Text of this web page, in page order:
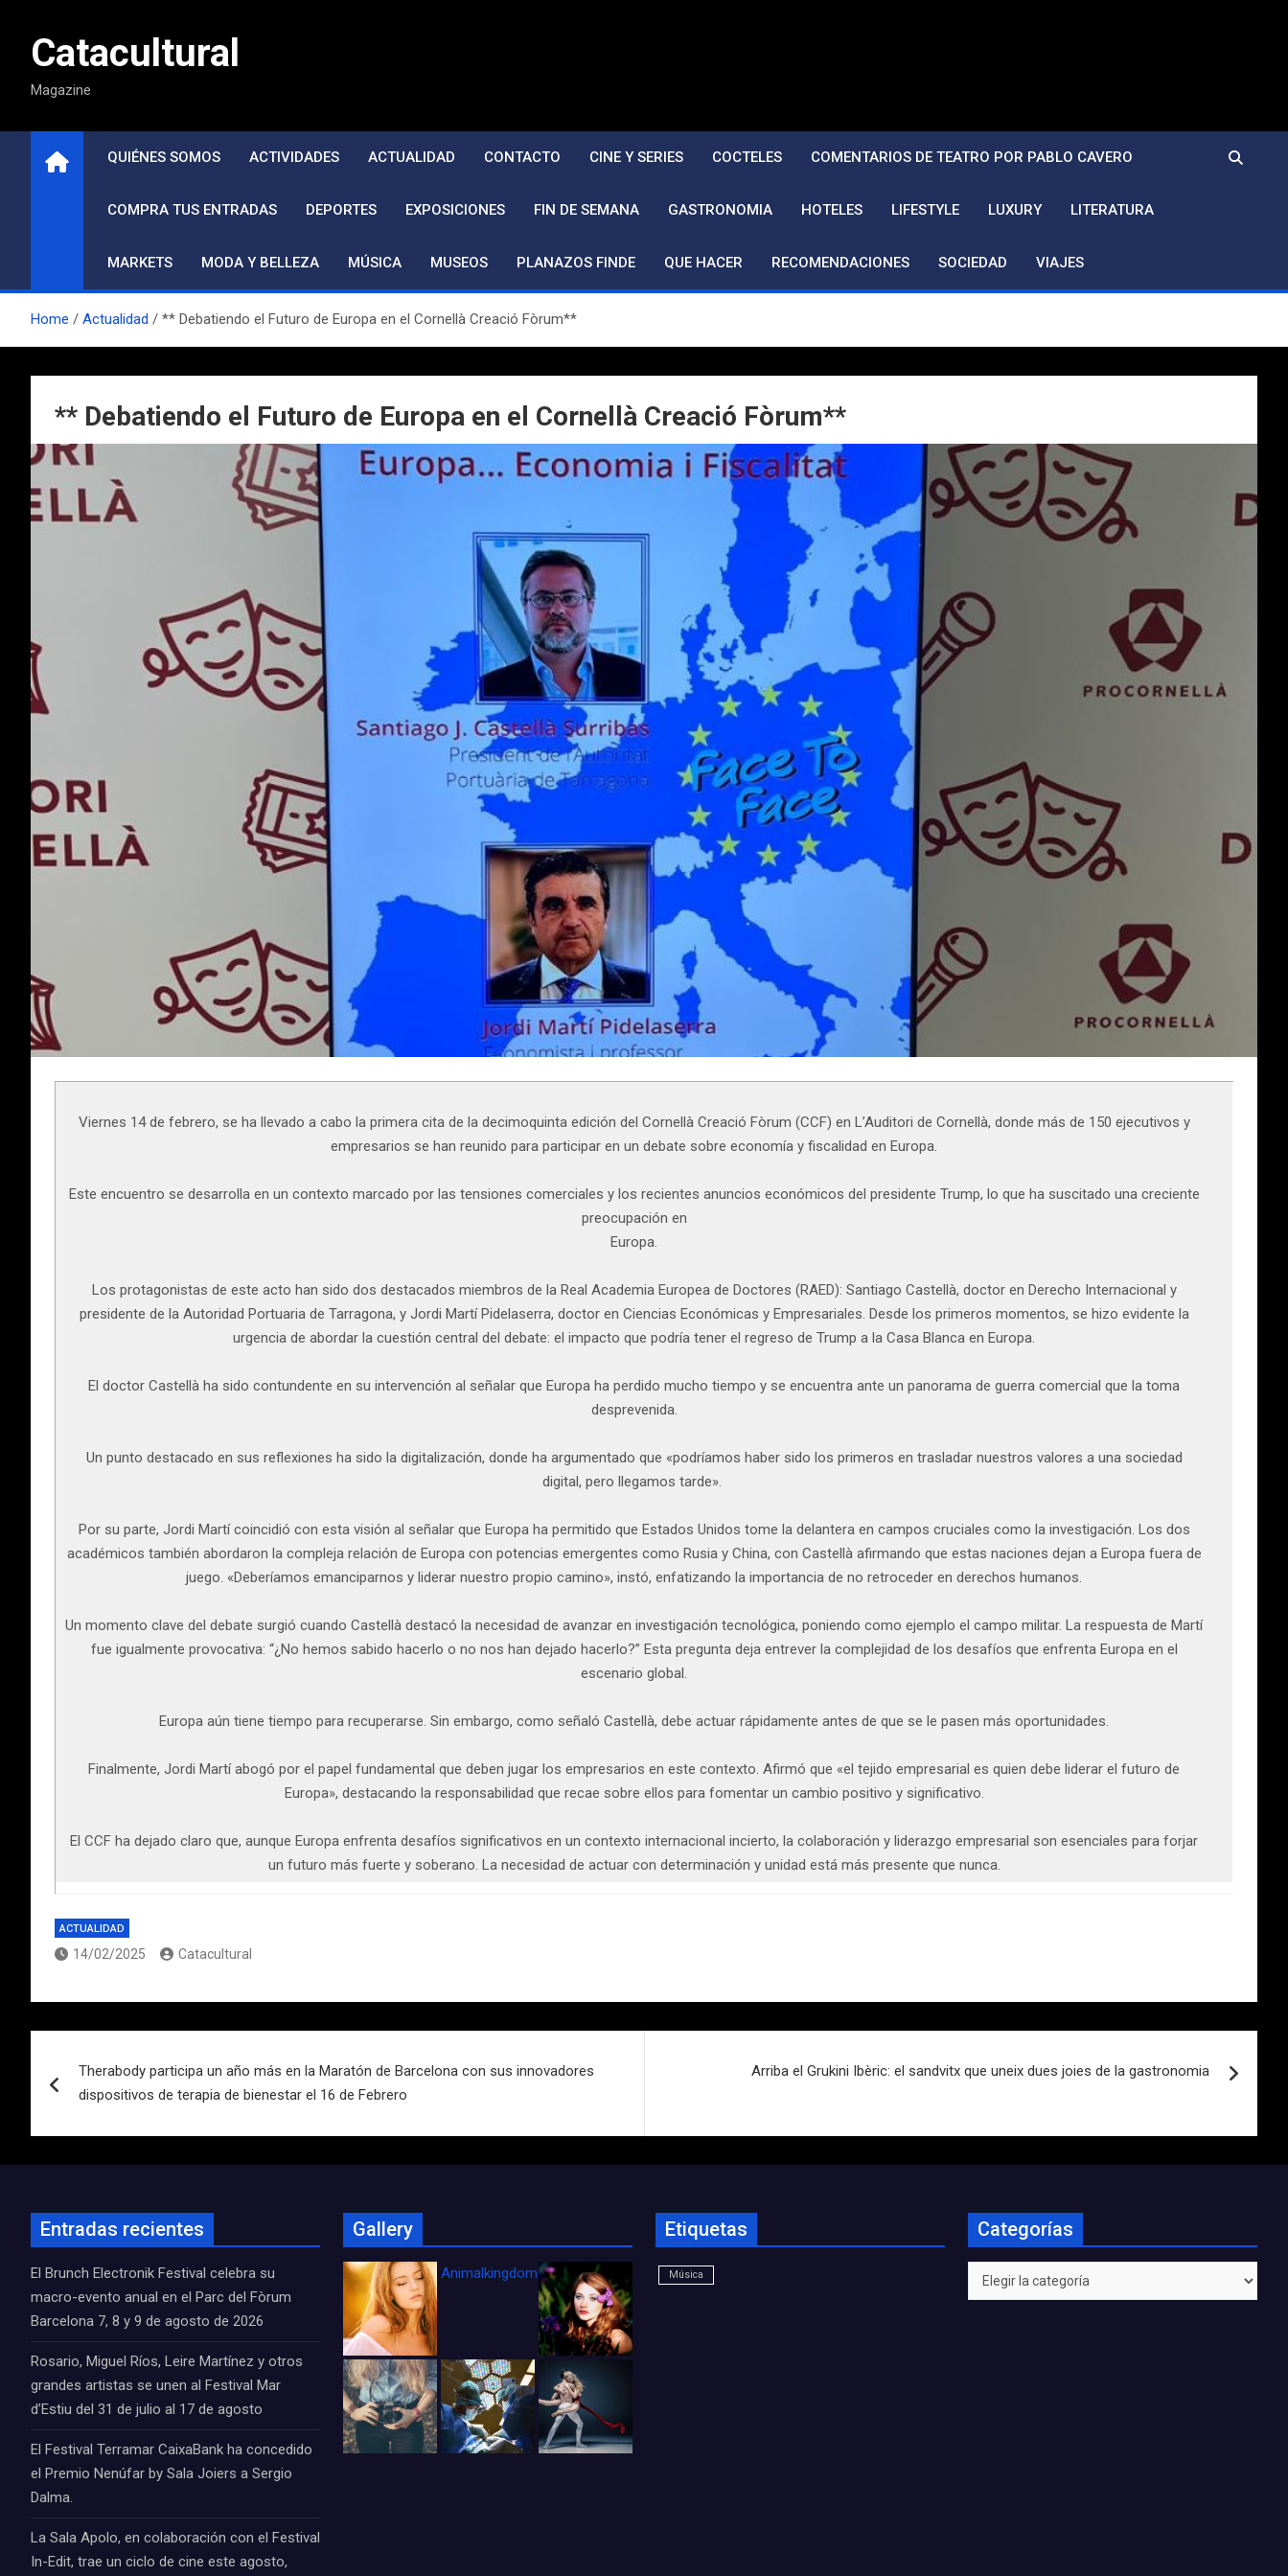
contenidoCatacultural
Magazine
QUIÉNES SOMOS ACTIVIDADES ACTUALIDAD CONTACTO CINE Y SERIES COCTELES COMENTARIOS DE TEATRO POR PABLO CAVERO
COMPRA TUS ENTRADAS DEPORTES EXPOSICIONES FIN DE SEMANA GASTRONOMIA HOTELES LIFESTYLE LUXURY LITERATURA
MARKETS MODA Y BELLEZA MÚSICA MUSEOS PLANAZOS FINDE QUE HACER RECOMENDACIONES SOCIEDAD VIAJES
Home Actualidad ** Debatiendo el Futuro de Europa en el Cornellà Creació Fòrum**
** Debatiendo el Futuro de Europa en el Cornellà Creació Fòrum**
Viernes 14 de febrero, se ha llevado a cabo la primera cita de la decimoquinta edición del Cornellà Creació Fòrum (CCF) en L’Auditori de Cornellà, donde más de 150 ejecutivos y
empresarios se han reunido para participar en un debate sobre economía y fiscalidad en Europa.
Este encuentro se desarrolla en un contexto marcado por las tensiones comerciales y los recientes anuncios económicos del presidente Trump, lo que ha suscitado una creciente
preocupación en
Europa.
Los protagonistas de este acto han sido dos destacados miembros de la Real Academia Europea de Doctores (RAED): Santiago Castellà, doctor en Derecho Internacional y
presidente de la Autoridad Portuaria de Tarragona, y Jordi Martí Pidelaserra, doctor en Ciencias Económicas y Empresariales. Desde los primeros momentos, se hizo evidente la
urgencia de abordar la cuestión central del debate: el impacto que podría tener el regreso de Trump a la Casa Blanca en Europa.
El doctor Castellà ha sido contundente en su intervención al señalar que Europa ha perdido mucho tiempo y se encuentra ante un panorama de guerra comercial que la toma
desprevenida.
Un punto destacado en sus reflexiones ha sido la digitalización, donde ha argumentado que «podríamos haber sido los primeros en trasladar nuestros valores a una sociedad
digital, pero llegamos tarde».
Por su parte, Jordi Martí coincidió con esta visión al señalar que Europa ha permitido que Estados Unidos tome la delantera en campos cruciales como la investigación. Los dos
académicos también abordaron la compleja relación de Europa con potencias emergentes como Rusia y China, con Castellà afirmando que estas naciones dejan a Europa fuera de
juego. «Deberíamos emanciparnos y liderar nuestro propio camino», instó, enfatizando la importancia de no retroceder en derechos humanos.
Un momento clave del debate surgió cuando Castellà destacó la necesidad de avanzar en investigación tecnológica, poniendo como ejemplo el campo militar. La respuesta de Martí
fue igualmente provocativa: “¿No hemos sabido hacerlo o no nos han dejado hacerlo?” Esta pregunta deja entrever la complejidad de los desafíos que enfrenta Europa en el
escenario global.
Europa aún tiene tiempo para recuperarse. Sin embargo, como señaló Castellà, debe actuar rápidamente antes de que se le pasen más oportunidades.
Finalmente, Jordi Martí abogó por el papel fundamental que deben jugar los empresarios en este contexto. Afirmó que «el tejido empresarial es quien debe liderar el futuro de
Europa», destacando la responsabilidad que recae sobre ellos para fomentar un cambio positivo y significativo.
El CCF ha dejado claro que, aunque Europa enfrenta desafíos significativos en un contexto internacional incierto, la colaboración y liderazgo empresarial son esenciales para forjar
un futuro más fuerte y soberano. La necesidad de actuar con determinación y unidad está más presente que nunca.
ACTUALIDAD
14/02/2025 Catacultural
de
entradas
Therabody participa un año más en la Maratón de Barcelona con sus innovadores
dispositivos de terapia de bienestar el 16 de Febrero
Arriba el Grukini Ibèric: el sandvitx que uneix dues joies de la gastronomia
Entradas recientes
El Brunch Electronik Festival celebra su
macro-evento anual en el Parc del Fòrum
Barcelona 7, 8 y 9 de agosto de 2026
Rosario, Miguel Ríos, Leire Martínez y otros
grandes artistas se unen al Festival Mar
d’Estiu del 31 de julio al 17 de agosto
El Festival Terramar CaixaBank ha concedido
el Premio Nenúfar by Sala Joiers a Sergio
Dalma.
La Sala Apolo, en colaboración con el Festival
In-Edit, trae un ciclo de cine este agosto,
Gallery
Animalkingdom_FichaCine
Etiquetas
Música
Categorías
Categorías